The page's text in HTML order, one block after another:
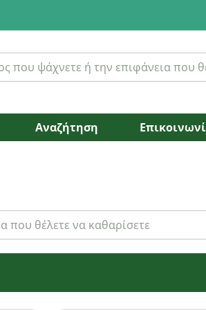
Αναζήτηση